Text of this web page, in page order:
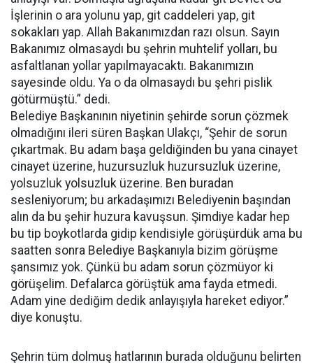
İşlerinin o ara yolunu yap, git caddeleri yap, git
sokakları yap. Allah Bakanımızdan razı olsun. Sayın
Bakanımız olmasaydı bu şehrin muhtelif yolları, bu
asfaltlanan yollar yapılmayacaktı. Bakanımızın
sayesinde oldu. Ya o da olmasaydı bu şehri pislik
götürmüştü.” dedi.
Belediye Başkanının niyetinin şehirde sorun çözmek
olmadığını ileri süren Başkan Ulakçı, “Şehir de sorun
çıkartmak. Bu adam başa geldiğinden bu yana cinayet
cinayet üzerine, huzursuzluk huzursuzluk üzerine,
yolsuzluk yolsuzluk üzerine. Ben buradan
sesleniyorum; bu arkadaşımızı Belediyenin başından
alın da bu şehir huzura kavuşsun. Şimdiye kadar hep
bu tip boykotlarda gidip kendisiyle görüşürdük ama bu
saatten sonra Belediye Başkanıyla bizim görüşme
şansımız yok. Çünkü bu adam sorun çözmüyor ki
görüşelim. Defalarca görüştük ama fayda etmedi.
Adam yine dediğim dedik anlayışıyla hareket ediyor.”
diye konuştu.
Şehrin tüm dolmuş hatlarının burada olduğunu belirten